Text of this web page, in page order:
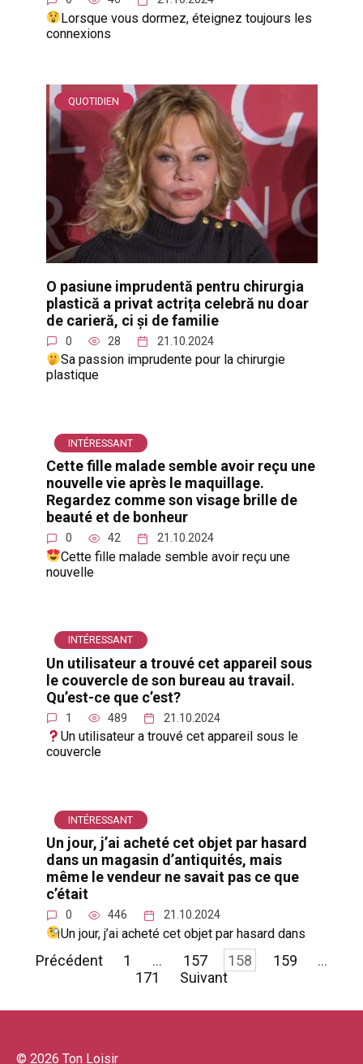
Lorsque vous dormez, éteignez toujours les
connexions
QUOTIDIEN
O pasiune imprudentă pentru chirurgia
plastică a privat actrița celebră nu doar
de carieră, ci și de familie
0 28 21.10.2024
Sa passion imprudente pour la chirurgie
plastique
INTÉRESSANT
Cette fille malade semble avoir reçu une
nouvelle vie après le maquillage.
Regardez comme son visage brille de
beauté et de bonheur
0 42 21.10.2024
Cette fille malade semble avoir reçu une
nouvelle
INTÉRESSANT
Un utilisateur a trouvé cet appareil sous
le couvercle de son bureau au travail.
Qu’est-ce que c’est?
1 489 21.10.2024
Un utilisateur a trouvé cet appareil sous le
couvercle
INTÉRESSANT
Un jour, j’ai acheté cet objet par hasard
dans un magasin d’antiquités, mais
même le vendeur ne savait pas ce que
c’était
0 446 21.10.2024
Un jour, j’ai acheté cet objet par hasard dans
Pagination
Précédent 1 … 157 158 159
…
171
Suivant
© 2026 Ton Loisir